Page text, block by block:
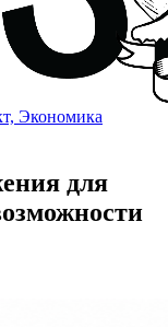
Экономика
для